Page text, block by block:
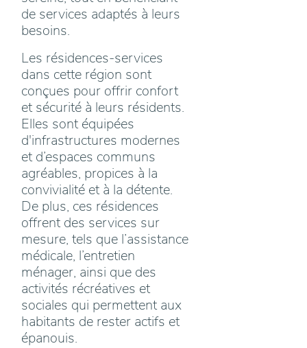
de services adaptés à leurs
besoins.
Les résidences-services
dans cette région sont
conçues pour offrir confort
et sécurité à leurs résidents.
Elles sont équipées
d'infrastructures modernes
et d’espaces communs
agréables, propices à la
convivialité et à la détente.
De plus, ces résidences
offrent des services sur
mesure, tels que l’assistance
médicale, l’entretien
ménager, ainsi que des
activités récréatives et
sociales qui permettent aux
habitants de rester actifs et
épanouis.